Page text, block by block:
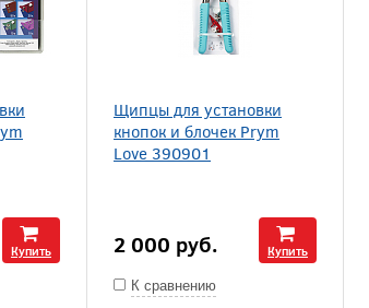
Купить
Щипцы для установки
кнопок и блочек Prym
Love 390901
2 000 руб. Купить
К сравнению